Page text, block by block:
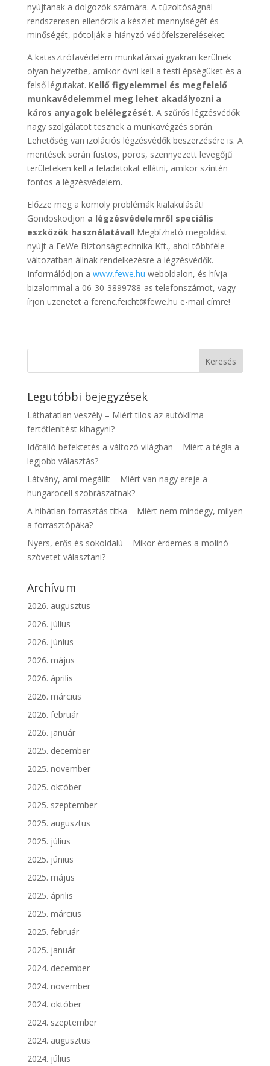
nyújtanak a dolgozók számára. A tűzoltóságnál
rendszeresen ellenőrzik a készlet mennyiségét és
minőségét, pótolják a hiányzó védőfelszereléseket.
A katasztrófavédelem munkatársai gyakran kerülnek
olyan helyzetbe, amikor óvni kell a testi épségüket és a
felső légutakat. Kellő figyelemmel és megfelelő
munkavédelemmel meg lehet akadályozni a
káros anyagok belélegzését. A szűrős légzésvédők
nagy szolgálatot tesznek a munkavégzés során.
Lehetőség van izolációs légzésvédők beszerzésére is. A
mentések során füstös, poros, szennyezett levegőjű
területeken kell a feladatokat ellátni, amikor szintén
fontos a légzésvédelem.
Előzze meg a komoly problémák kialakulását!
Gondoskodjon a légzésvédelemről speciális
eszközök használatával! Megbízható megoldást
nyújt a FeWe Biztonságtechnika Kft., ahol többféle
változatban állnak rendelkezésre a légzésvédők.
Informálódjon a www.fewe.hu weboldalon, és hívja
bizalommal a 06-30-3899788-as telefonszámot, vagy
írjon üzenetet a ferenc.feicht@fewe.hu e-mail címre!
Legutóbbi bejegyzések
Láthatatlan veszély – Miért tilos az autóklíma
fertőtlenítést kihagyni?
Időtálló befektetés a változó világban – Miért a tégla a
legjobb választás?
Látvány, ami megállít – Miért van nagy ereje a
hungarocell szobrászatnak?
A hibátlan forrasztás titka – Miért nem mindegy, milyen
a forrasztópáka?
Nyers, erős és sokoldalú – Mikor érdemes a molinó
szövetet választani?
Archívum
2026. augusztus
2026. július
2026. június
2026. május
2026. április
2026. március
2026. február
2026. január
2025. december
2025. november
2025. október
2025. szeptember
2025. augusztus
2025. július
2025. június
2025. május
2025. április
2025. március
2025. február
2025. január
2024. december
2024. november
2024. október
2024. szeptember
2024. augusztus
2024. július